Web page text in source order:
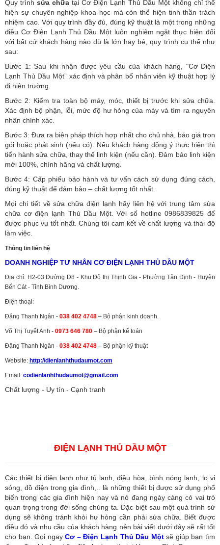
Quy trình sửa chữa tại Cơ Điện Lạnh Thủ Dầu Một không chỉ thể
hiện sự chuyên nghiệp khoa học mà còn thể hiện tinh thần trách
nhiệm cao. Với quy trình đầy đủ, đúng kỹ thuật là một trong những
điều Cơ Điện Lạnh Thủ Dầu Một luôn nghiêm ngặt thực hiện đối
với bất cứ khách hàng nào dù là lớn hay bé, quy trình cụ thể như
sau:
Bước 1: Sau khi nhận được yêu cầu của khách hàng, "Cơ Điện
Lạnh Thủ Dầu Một” xác định và phân bổ nhân viên kỹ thuật hợp lý
đi hiện trường.
Bước 2: Kiểm tra toàn bộ máy, móc, thiết bị trước khi sửa chữa.
Xác định bộ phận, lỗi, mức độ hư hỏng của máy và tìm ra nguyên
nhân chính xác.
Bước 3: Đưa ra biện pháp thích hợp nhất cho chủ nhà, báo giá trọn
gói hoặc phát sinh (nếu có). Nếu khách hàng đồng ý thực hiện thì
tiến hành sửa chữa, thay thế linh kiện (nếu cần). Đảm bảo linh kiện
mới 100%, chính hãng và chất lượng.
Bước 4: Cấp phiếu bảo hành và tư vấn cách sử dụng đúng cách,
đúng kỹ thuật để đảm bảo – chất lượng tốt nhất.
Mọi chi tiết về sửa chữa điện lạnh hãy liên hệ với trung tâm sửa
chữa cơ điện lạnh Thủ Dầu Một. Với số hotline 0986839825 để
được phục vụ tốt nhất. Chúng tôi cam kết về chất lượng và thái độ
làm việc.
Thông tin liên hệ
DOANH NGHIỆP TƯ NHÂN CƠ ĐIỆN LẠNH THỦ DẦU MỘT
Địa chỉ: H2-03 Đường D8 - Khu Đô thị Thịnh Gia - Phường Tân Định - Huyện
Bến Cát - Tỉnh Bình Dương.
Điện thoại:
Đặng Thanh Ngân - 038 402 4748 – Bộ phận kinh doanh.
Võ Thị Tuyết Anh - 0973 646 780 – Bộ phận kế toán
Đặng Thanh Ngân - 038 402 4748 – Bộ phận kỹ thuật
Website: http://dienlanhthudaumot.com
Email: codienlanhthudaumot@gmail.com
Chất lượng - Uy tín - Cạnh tranh
ĐIỆN LẠNH THỦ DẦU MỘT
Các thiết bị điện lạnh như tủ lạnh, điều hòa, bình nóng lạnh, lo vi
sóng, đồ điện trong gia đình,.. là những thiết bị được sử dụng phổ
biến trong các gia đình hiện nay và nó đang ngày càng có vai trò
quan trọng trong đời sống chúng ta. Đặc biệt sau một quá trình sử
dụng sẽ không tránh khỏi hư hỏng cần phải sửa chữa. Biết được
điều đó và nhu cầu của khách hàng nên bài viết dưới đây sẽ rất tốt
cho bạn. Gọi ngayCơ – Điện Lạnh Thủ Dầu Một sẽ giúp bạn tìm